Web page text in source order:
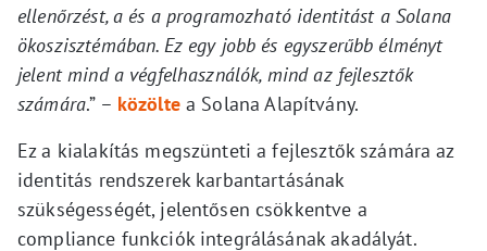
ellenőrzést, a és a programozható identitást a Solana
ökoszisztémában. Ez egy jobb és egyszerűbb élményt
jelent mind a végfelhasználók, mind az fejlesztők
számára.” – közöltea Solana Alapítvány.
Ez a kialakítás megszünteti a fejlesztők számára az
identitás rendszerek karbantartásának
szükségességét, jelentősen csökkentve a
compliance funkciók integrálásának akadályát.